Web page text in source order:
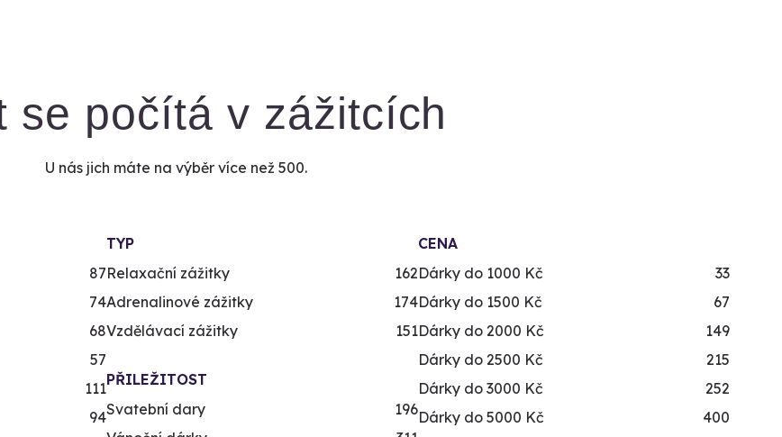
se počítá v zážitcích
U nás jich máte na výběr více než 500.
87
74
68
57
111
94
TYP
Relaxační zážitky
162
Adrenalinové zážitky
174
Vzdělávací zážitky
151
PŘILEŽITOST
Svatební dary
196
CENA
Dárky do 1000 Kč
33
Dárky do 1500 Kč
67
Dárky do 2000 Kč
149
Dárky do 2500 Kč
215
Dárky do 3000 Kč
252
Dárky do 5000 Kč
400